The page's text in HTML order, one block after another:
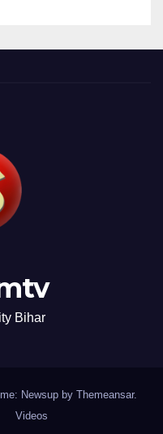
Bihar
Newsup by Themeansar.
Videos